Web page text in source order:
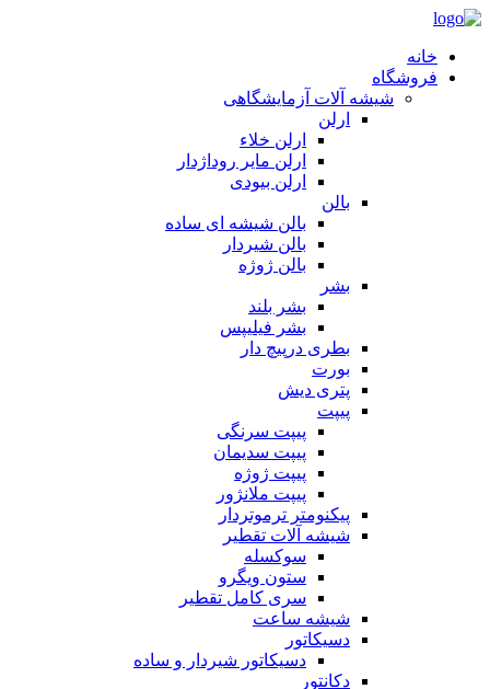
خانه
فروشگاه
شیشه آلات آزمایشگاهی
ارلن
ارلن خلاء
ارلن مایر روداژدار
ارلن بیودی
بالن
بالن شیشه ای ساده
بالن شیردار
بالن ژوژه
بشر
بشر بلند
بشر فیلیپس
بطری درپیچ دار
بورت
پتری دیش
پیپت
پیپت سرنگی
پیپت سدیمان
پیپت ژوژه
پیپت ملانژور
پیکنومتر ترموتردار
شیشه آلات تقطیر
سوکسله
ستون ویگرو
سری کامل تقطیر
شیشه ساعت
دسیکاتور
دسیکاتور شیردار و ساده
دکانتور